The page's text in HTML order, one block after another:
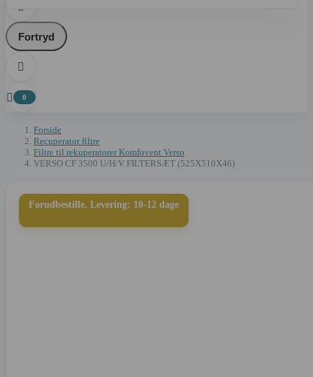

Fortryd

 0
Forside
Recuperator filtre
Filtre til rekuperatorer Komfovent Verso
VERSO CF 3500 U/H/V FILTERSÆT (525X510X46)
Forudbestille. Levering: 10-12 dage